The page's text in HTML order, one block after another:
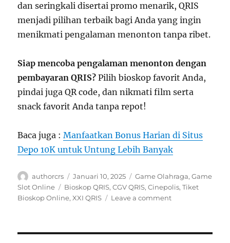
dan seringkali disertai promo menarik, QRIS
menjadi pilihan terbaik bagi Anda yang ingin
menikmati pengalaman menonton tanpa ribet.
Siap mencoba pengalaman menonton dengan
pembayaran QRIS? Pilih bioskop favorit Anda,
pindai juga QR code, dan nikmati film serta
snack favorit Anda tanpa repot!
Baca juga :Manfaatkan Bonus Harian di Situs
Depo 10K untuk Untung Lebih Banyak
Author
authorcrs
Posted
on
Januari 10, 2025 Categories
Game Olahraga,Game
Slot Online
Tags
Bioskop QRIS,CGV QRIS,Cinepolis,Tiket
Bioskop Online,XXI QRIS Leave a commenton